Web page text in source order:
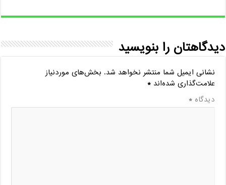
دیدگاهتان را بنویسید
نشانی ایمیل شما منتشر نخواهد شد. بخش‌های موردنیاز
علامت‌گذاری شده‌اند*
دیدگاه*